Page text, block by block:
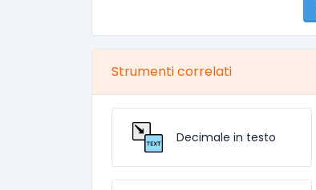
Strumenti correlati
Decimale in testo